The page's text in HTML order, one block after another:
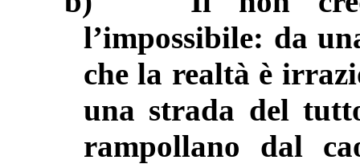
l’impossibile: da
che la realtà è
una strada del
rampollano dal